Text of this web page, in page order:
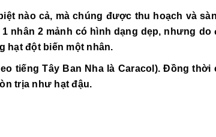
nào cả, mà chúng được thu hoạch và
nhân 2 mảnh có hình dạng dẹp, nhưng
hạt đột biến một nhân.
tiếng Tây Ban Nha là Caracol). Đồng
trịa như hạt đậu.